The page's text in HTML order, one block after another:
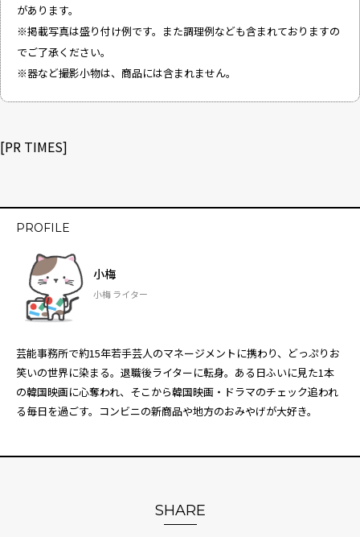
があります。
※掲載写真は盛り付け例です。また調理例なども含まれておりますの
でご了承ください。
※器など撮影小物は、商品には含まれません。
[PR TIMES]
PROFILE
小梅
小梅 ライター
芸能事務所で約15年若手芸人のマネージメントに携わり、どっぷりお
笑いの世界に染まる。退職後ライターに転身。ある日ふいに見た1本
の韓国映画に心奪われ、そこから韓国映画・ドラマのチェック追われ
る毎日を過ごす。コンビニの新商品や地方のおみやげが大好き。
SHARE